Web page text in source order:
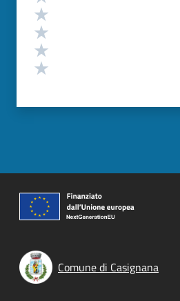
Comune di Casignana